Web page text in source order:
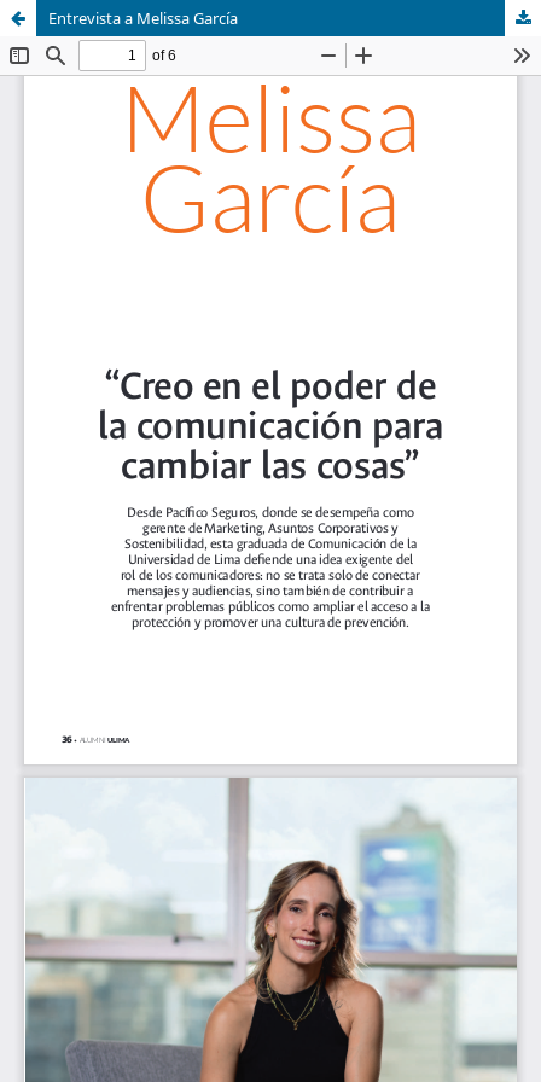
Entrevista a Melissa García